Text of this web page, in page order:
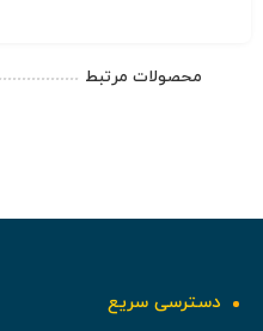
محصولات مرتبط
دسترسی سریع